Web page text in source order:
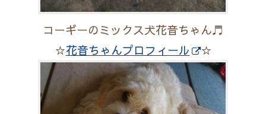
コーギーのミックス犬花音ちゃん♬
☆花音ちゃんプロフィール ☆